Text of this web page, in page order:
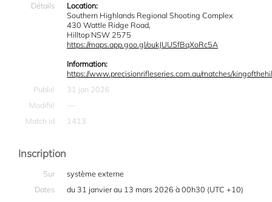
Détails
Location:
Southern Highlands Regional Shooting Complex
430 Wattle Ridge Road,
Hilltop NSW 2575
https://maps.app.goo.gl/oukJUUSfBqXoRc5A
Information:
https://www.precisionrifleseries.com.au/matches/
Publié
31 jan 2026
Modifié
—
Match id
1413
Inscription
Sur
système externe
Dates
du 31 janvier au 13 mars 2026 à 00h30 (UTC +10)